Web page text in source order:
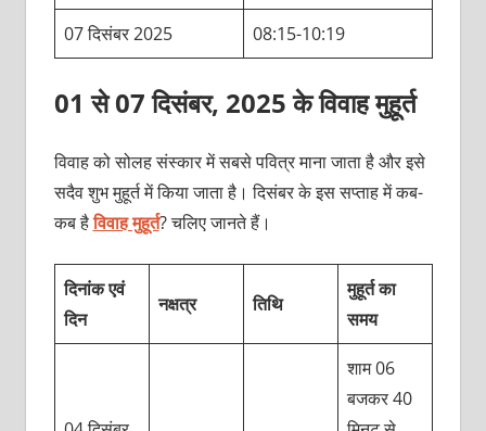
07 दिसंबर 2025 08:15-10:19
01 से 07 दिसंबर, 2025 के विवाह मुहूर्त
विवाह को सोलह संस्कार में सबसे पवित्र माना जाता है और इसे
सदैव शुभ मुहूर्त में किया जाता है। दिसंबर के इस सप्ताह में कब-
कब हैविवाह मुहूर्त? चलिए जानते हैं।
दिनांक एवं
दिन
नक्षत्र तिथि
मुहूर्त का
समय
शाम 06
बजकर 40